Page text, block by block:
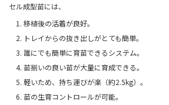
セル成型苗には、
移植後の活着が良好。
トレイからの抜き出しがとても簡単。
誰にでも簡単に育苗できるシステム。
苗揃いの良い苗が大量に育成できる。
軽いため、持ち運びが楽（約2.5kg）。
苗の生育コントロールが可能。